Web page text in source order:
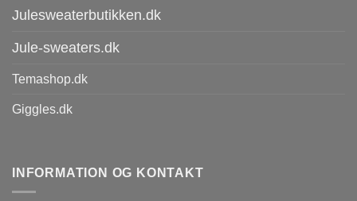
Julesweaterbutikken.dk
Jule-sweaters.dk
Temashop.dk
Giggles.dk
INFORMATION OG KONTAKT